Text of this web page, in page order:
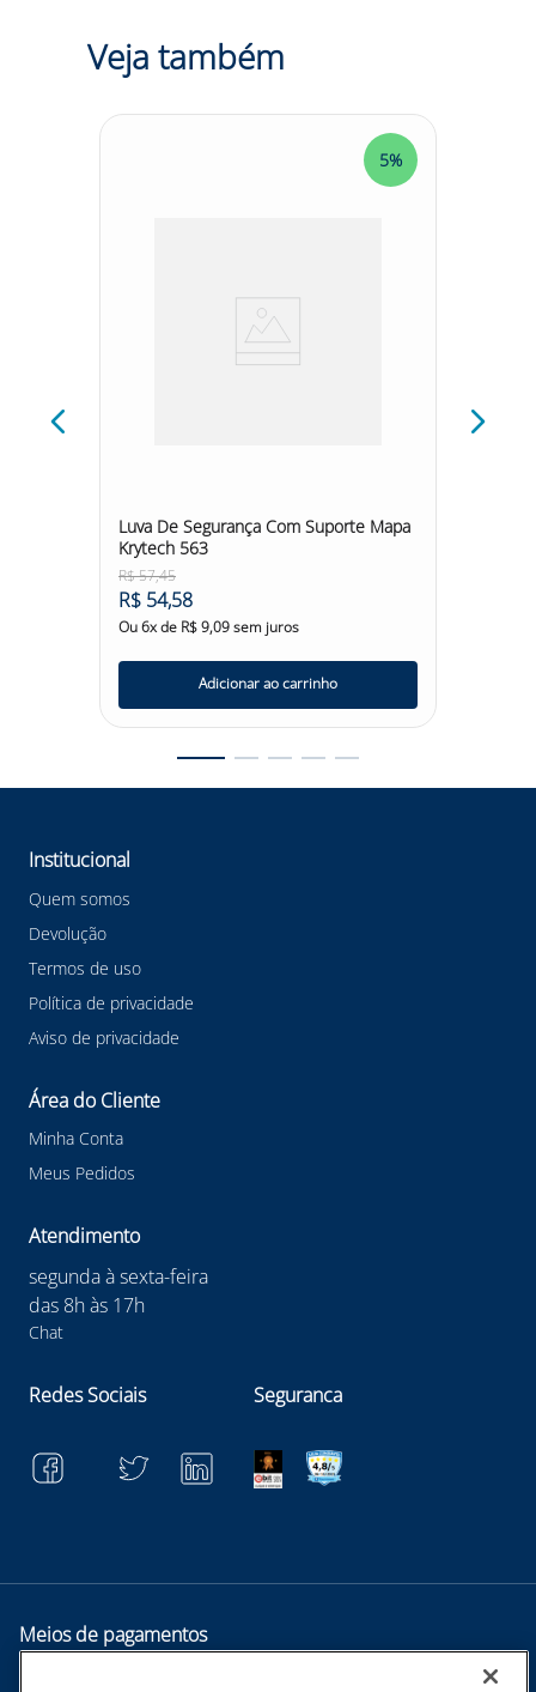
Veja também
5%
Luva De Segurança Com Suporte Mapa
Krytech 563
R$57,45
R$ 54,58
Ou6x de R$9,09sem juros
Adicionar ao carrinho
Institucional
Quem somos
Devolução
Termos de uso
Política de privacidade
Aviso de privacidade
Área do Cliente
Minha Conta
Meus Pedidos
Atendimento
segunda à sexta-feira
das 8h às 17h
Chat
Redes Sociais Seguranca
Meios de pagamentos